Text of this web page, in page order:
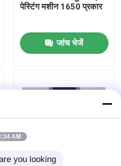
पेस्टिंग मशीन 1650 प्रकार
जांच भेजें
AM
you looking